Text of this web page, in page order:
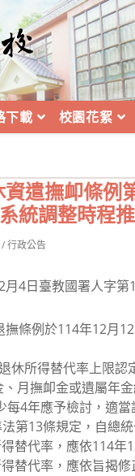
下載 校園花絮
遣撫卹條
統調整時程
/ 行政公告
4日臺教國署人字
條例於114年12月
休所得替代率上限
月撫卹金或遺屬年
4年應予檢討，適
第13條規定，自總
替代率，應依114
替代率，應依旨揭修